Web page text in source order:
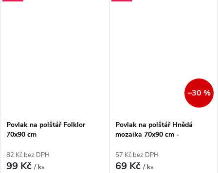
Povlak na polštář Folklor
70x90 cm
82 Kč bez DPH
99 Kč/ ks
–30 %
Povlak na polštář Hnědá
mozaika 70x90 cm -
57 Kč bez DPH
69 Kč/ ks